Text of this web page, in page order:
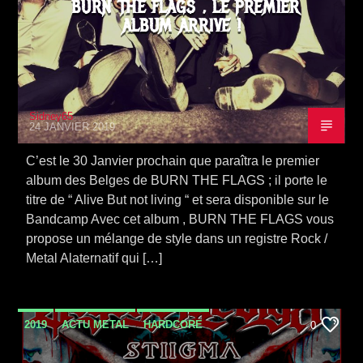
BURN THE FLAGS , LE PREMIER
ALBUM ARRIVE !
Sidney65
24 JANVIER 2019
C’est le 30 Janvier prochain que paraîtra le premier
album des Belges de BURN THE FLAGS ; il porte le
titre de “ Alive But not living “ et sera disponible sur le
Bandcamp Avec cet album , BURN THE FLAGS vous
propose un mélange de style dans un registre Rock /
Metal Alaternatif qui […]
2019 ACTU METAL HARDCORE 0